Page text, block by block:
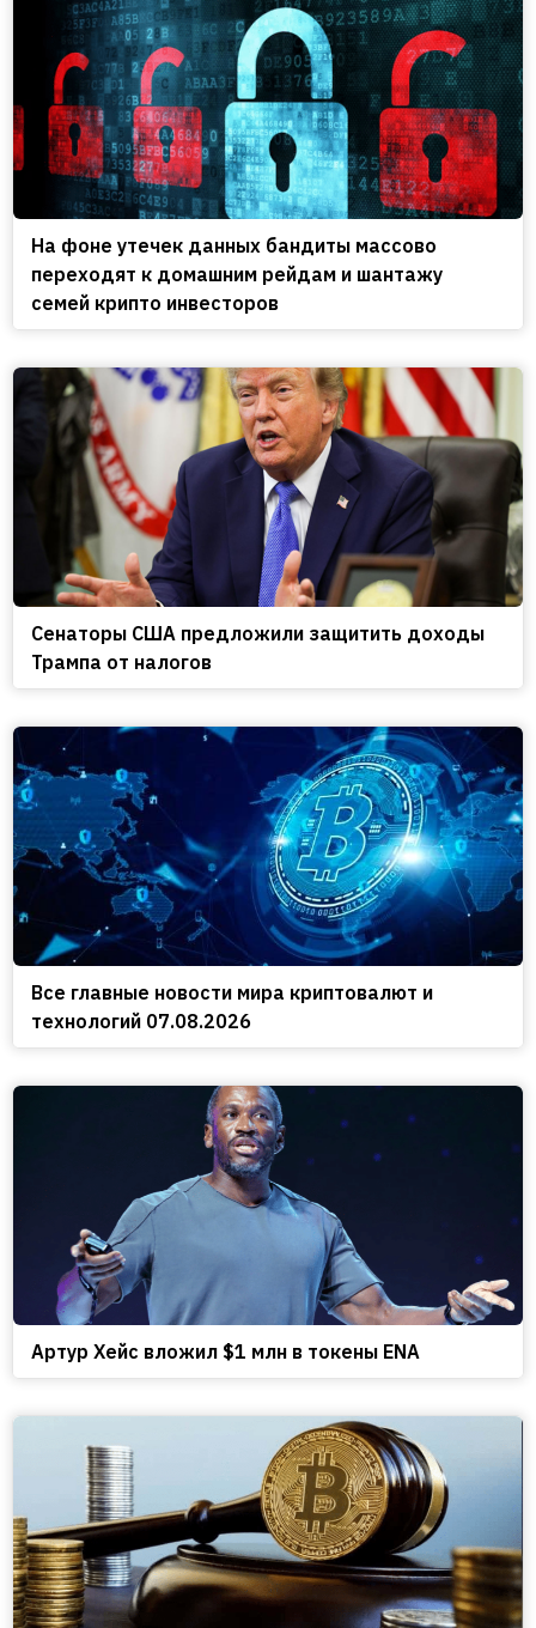
На фоне утечек данных бандиты массово
переходят к домашним рейдам и шантажу
семей крипто инвесторов
Сенаторы США предложили защитить доходы
Трампа от налогов
Все главные новости мира криптовалют и
технологий 07.08.2026
Артур Хейс вложил $1 млн в токены ENA